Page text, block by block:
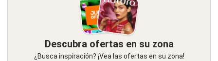
Descubra ofertas en su zona
¿Busca inspiración? ¡Vea las ofertas en su zona!